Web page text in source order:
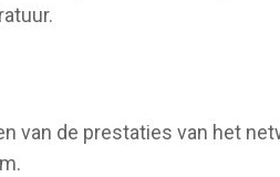
van de prestaties van het